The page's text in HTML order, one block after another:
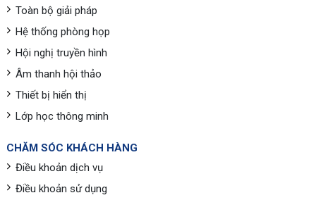
Toàn bộ giải pháp
Hệ thống phòng họp
Hội nghị truyền hình
Âm thanh hội thảo
Thiết bị hiển thị
Lớp học thông minh
CHĂM SÓC KHÁCH HÀNG
Điều khoản dịch vụ
Điều khoản sử dụng